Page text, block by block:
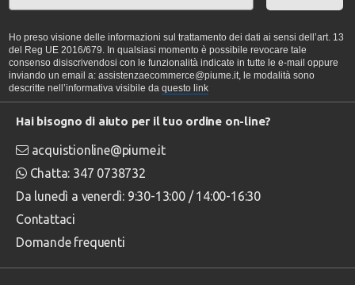
Ho preso visione delle informazioni sul trattamento dei dati ai sensi dell’art. 13
del Reg UE 2016/679. In qualsiasi momento è possibile revocare tale
consenso disiscrivendosi con le funzionalità indicate in tutte le e-mail oppure
inviando un email a: assistenzaecommerce@piume.it, le modalità sono
descritte nell’informativa visibile da questo link
Hai bisogno di aiuto per il tuo ordine on-line?
acquistionline@piume.it
Chatta: 347 0738732
Da lunedì a venerdì: 9:30-13:00 / 14:00-16:30
Contattaci
Domande frequenti